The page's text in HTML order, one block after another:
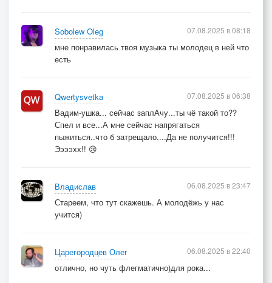
Sobolew Oleg
мне понравилась твоя музыка ты молодец в ней что
есть
07.08.2025 в 08:18
Qwertysvetka
Вадим-ушка... сейчас заплАчу...ты чё такой то??
Спел и все...А мне сейчас напрягаться
пыжиться..что б затрещало....Да не получится!!!
Ээээхх!! 😢
07.08.2025 в 06:38
Владислав
Стареем, что тут скажешь. А молодёжь у нас
учится)
06.08.2025 в 23:47
Царегородцев Олег
отлично, но чуть флегматично)для рока...
06.08.2025 в 22:40